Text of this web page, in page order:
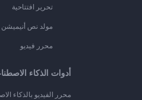
تحرير افتتاحية
مولد نص أنيميشن
محرر فيديو
أدوات الذكاء
محرر الفيديو بالذكاء